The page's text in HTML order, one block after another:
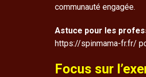
communauté engagée.
Astuce pour les
https://spinmama-fr.fr/
Focus sur